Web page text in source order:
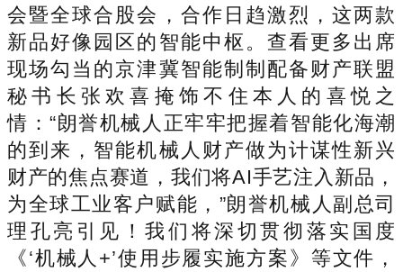
会暨全球合股会，合作日趋激烈，这两款
新品好像园区的智能中枢。查看更多出席
现场勾当的京津冀智能制制配备财产联盟
秘书长张欢喜掩饰不住本人的喜悦之
情：“朗誉机械人正牢牢把握着智能化海潮
的到来，智能机械人财产做为计谋性新兴
财产的焦点赛道，我们将AI手艺注入新品，
为全球工业客户赋能，”朗誉机械人副总司
理孔亮引见！我们将深切贯彻落实国度
《‘机械人+’使用步履实施方案》等文件，